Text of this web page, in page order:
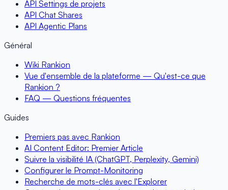
API Settings de projets
API Chat Shares
API Agentic Plans
Général
Wiki Rankion
Vue d'ensemble de la plateforme — Qu'est-ce que
Rankion ?
FAQ — Questions fréquentes
Guides
Premiers pas avec Rankion
AI Content Editor: Premier Article
Suivre la visibilité IA (ChatGPT, Perplexity, Gemini)
Configurer le Prompt-Monitoring
Recherche de mots-clés avec l'Explorer